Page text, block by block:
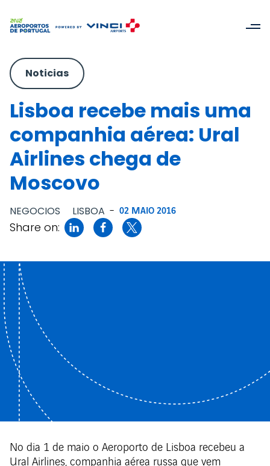
Noticias
Lisboa recebe mais uma
companhia aérea: Ural
Airlines chega de
Moscovo
NEGOCIOS LISBOA - 02 MAIO 2016
Share on:
No dia 1 de maio o Aeroporto de Lisboa recebeu a
Ural Airlines, companhia aérea russa que vem